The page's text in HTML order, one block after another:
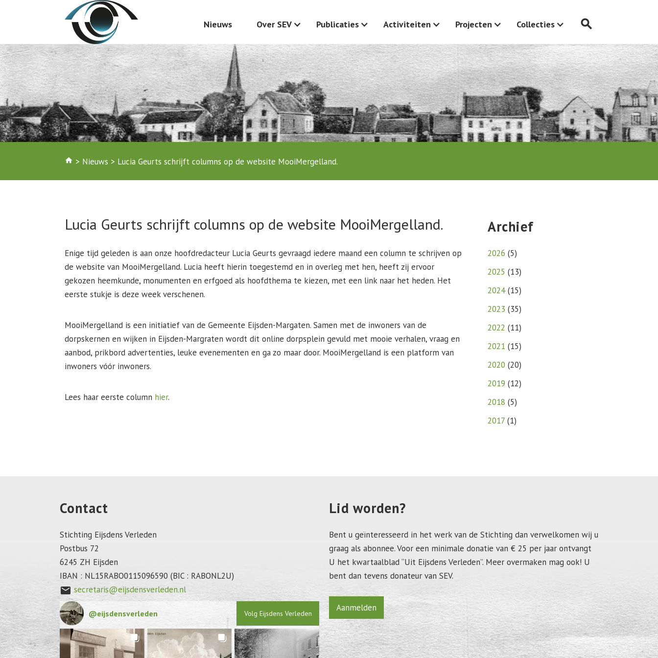
Nieuws Over SEV Publicaties Activiteiten Projecten Collecties search
home > Nieuws > Lucia Geurts schrijft columns op de website MooiMergelland.
Lucia Geurts schrijft columns op de website MooiMergelland.
Enige tijd geleden is aan onze hoofdredacteur Lucia Geurts gevraagd iedere maand een column te schrijven op
de website van MooiMergelland. Lucia heeft hierin toegestemd en in overleg met hen, heeft zij ervoor
gekozen heemkunde, monumenten en erfgoed als hoofdthema te kiezen, met een link naar het heden. Het
eerste stukje is deze week verschenen.
MooiMergelland is een initiatief van de Gemeente Eijsden-Margaten. Samen met de inwoners van de
dorpskernen en wijken in Eijsden-Margraten wordt dit online dorpsplein gevuld met mooie verhalen, vraag en
aanbod, prikbord advertenties, leuke evenementen en ga zo maar door. MooiMergelland is een platform van
inwoners vóór inwoners.
Lees haar eerste column hier.
Archief
2026 (5)
2025 (13)
2024 (15)
2023 (35)
2022 (11)
2021 (15)
2020 (20)
2019 (12)
2018 (5)
2017 (1)
Contact
Stichting Eijsdens Verleden
Postbus 72
6245 ZH Eijsden
IBAN : NL15RABO0115096590 (BIC : RABONL2U)
mail secretaris@eijsdensverleden.nl
@eijsdensverleden Volg Eijsdens Verleden
Lid worden?
Bent u geïnteresseerd in het werk van de Stichting dan verwelkomen wij u
graag als abonnee. Voor een minimale donatie van € 25 per jaar ontvangt
U het kwartaalblad “Uit Eijsdens Verleden”. Meer overmaken mag ook! U
bent dan tevens donateur van SEV.
Aanmelden